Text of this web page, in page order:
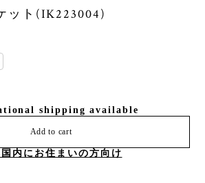
ット(IK223004)
shipping available
Add to cart
国内にお住まいの方向け